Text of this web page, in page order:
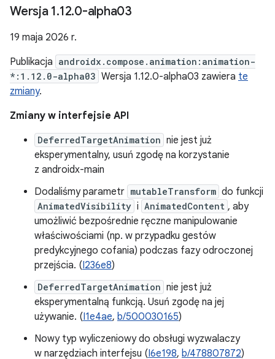
Wersja 1.12.0-alpha03
19 maja 2026 r.
Publikacja androidx.compose.animation:animation-
*:1.12.0-alpha03 Wersja 1.12.0-alpha03 zawiera te
zmiany.
Zmiany w interfejsie API
DeferredTargetAnimation nie jest już
eksperymentalny, usuń zgodę na korzystanie
z androidx-main
Dodaliśmy parametr mutableTransform do funkcji
AnimatedVisibility i AnimatedContent , aby
umożliwić bezpośrednie ręczne manipulowanie
właściwościami (np. w przypadku gestów
predykcyjnego cofania) podczas fazy odroczonej
przejścia. (I236e8)
DeferredTargetAnimation nie jest już
eksperymentalną funkcją. Usuń zgodę na jej
używanie. (I1e4ae, b/500030165)
Nowy typ wyliczeniowy do obsługi wyzwalaczy
w narzędziach interfejsu (I6e198, b/478807872)